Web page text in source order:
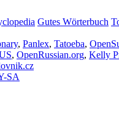
Gutes Wörterbuch
, Panlex, Tatoeba,
, OpenRussian.org, Kelly
SA